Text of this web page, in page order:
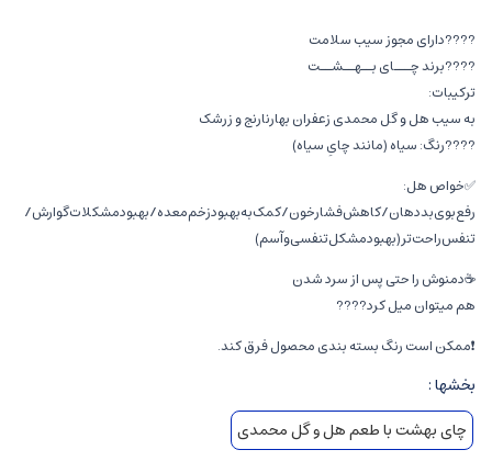
????دارای مجوز سیب سلامت
????برند چـــای بــهــشــت
ترکیبات:
به سیب هل و گل محمدی زعفران بهارنارنج و زرشک
????رنگ: سیاه (مانند چایِ سیاه)
✅خواص هل:
رفع‌بوی‌بد‌دهان/کاهش‌فشار‌خون/کمک‌‌به‌بهبود‌زخم‌معده/بهبود‌مشکلات‌گوارش/
تنفس‌راحت‌تر‌(بهبود‌مشکل‌تنفسی‌و‌آسم)
☕دمنوش را حتی پس از سرد شدن
هم میتوان میل کرد????
❗ممکن است رنگ بسته بندی محصول فرق کند.
بخشها :
چای بهشت با طعم هل و گل محمدی